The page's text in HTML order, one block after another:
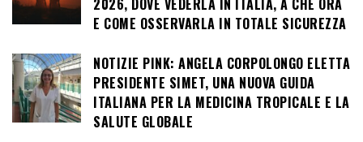
2026, DOVE VEDERLA IN ITALIA, A CHE ORA
E COME OSSERVARLA IN TOTALE SICUREZZA
NOTIZIE PINK: ANGELA CORPOLONGO ELETTA
PRESIDENTE SIMET, UNA NUOVA GUIDA
ITALIANA PER LA MEDICINA TROPICALE E LA
SALUTE GLOBALE